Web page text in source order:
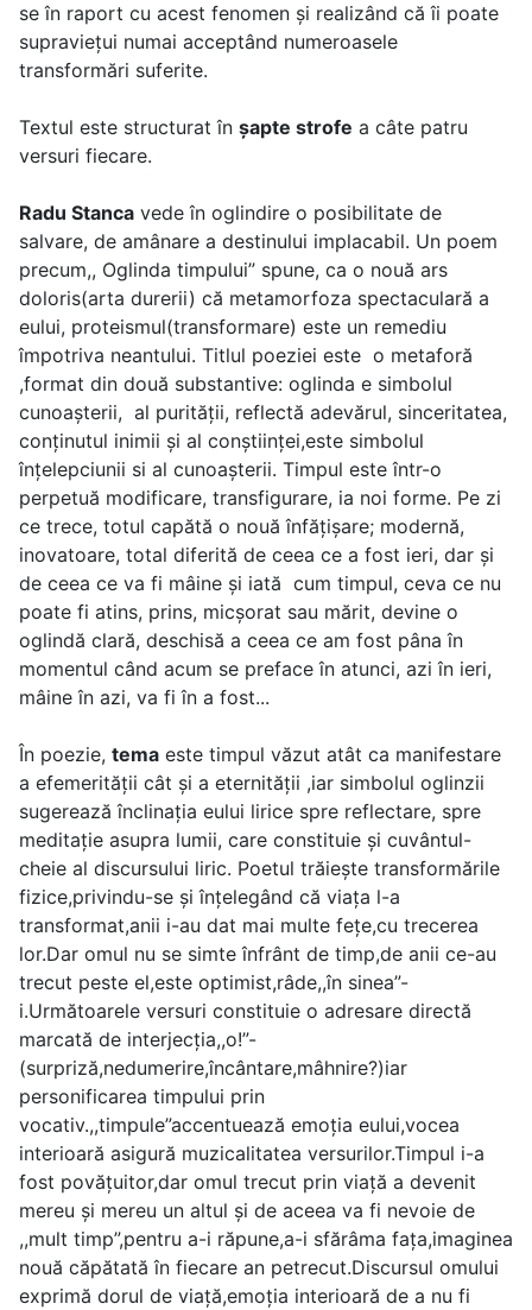
se în raport cu acest fenomen și realizând că îi poate
supraviețui numai acceptând numeroasele
transformări suferite.
Textul este structurat în șapte strofe a câte patru
versuri fiecare.
Radu Stanca vede în oglindire o posibilitate de
salvare, de amânare a destinului implacabil. Un poem
precum,, Oglinda timpului” spune, ca o nouă ars
doloris(arta durerii) că metamorfoza spectaculară a
eului, proteismul(transformare) este un remediu
împotriva neantului. Titlul poeziei este o metaforă
,format din două substantive: oglinda e simbolul
cunoaşterii, al purității, reflectă adevărul, sinceritatea,
conţinutul inimii şi al conştiinţei,este simbolul
înţelepciunii si al cunoaşterii. Timpul este într-o
perpetuă modificare, transfigurare, ia noi forme. Pe zi
ce trece, totul capătă o nouă înfățișare; modernă,
inovatoare, total diferită de ceea ce a fost ieri, dar și
de ceea ce va fi mâine și iată cum timpul, ceva ce nu
poate fi atins, prins, micșorat sau mărit, devine o
oglindă clară, deschisă a ceea ce am fost pâna în
momentul când acum se preface în atunci, azi în ieri,
mâine în azi, va fi în a fost...
În poezie, tema este timpul văzut atât ca manifestare
a efemerităţii cât şi a eternităţii ,iar simbolul oglinzii
sugerează înclinaţia eului lirice spre reflectare, spre
meditaţie asupra lumii, care constituie şi cuvântul-
cheie al discursului liric. Poetul trăiește transformările
fizice,privindu-se și înțelegând că viața l-a
transformat,anii i-au dat mai multe fețe,cu trecerea
lor.Dar omul nu se simte înfrânt de timp,de anii ce-au
trecut peste el,este optimist,râde,,în sinea”-
i.Următoarele versuri constituie o adresare directă
marcată de interjecția,,o!”-
(surpriză,nedumerire,încântare,mâhnire?)iar
personificarea timpului prin
vocativ.,,timpule”accentuează emoția eului,vocea
interioară asigură muzicalitatea versurilor.Timpul i-a
fost povățuitor,dar omul trecut prin viață a devenit
mereu și mereu un altul și de aceea va fi nevoie de
,,mult timp”,pentru a-i răpune,a-i sfărâma fața,imaginea
nouă căpătată în fiecare an petrecut.Discursul omului
exprimă dorul de viață,emoția interioară de a nu fi